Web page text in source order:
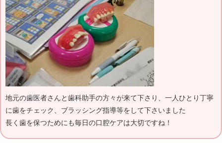
地元の歯医者さんと歯科助手の方々が来て下さり、一人ひとり丁寧
に歯をチェック、ブラッシング指導等をして下さいました
長く歯を保つためにも毎日の口腔ケアは大切ですね！